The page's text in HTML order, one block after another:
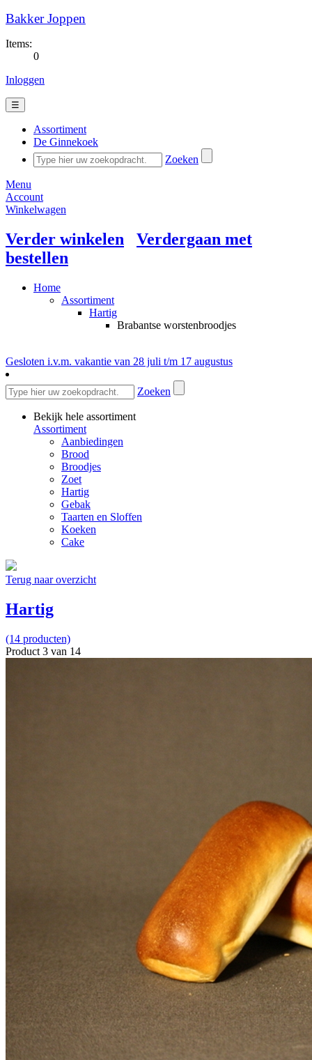
Bakker Joppen
Items:
0
Inloggen
☰
Assortiment
De Ginnekoek
Zoeken
Menu
Account
Winkelwagen
Verder winkelen
Verdergaan met
bestellen
Home
Assortiment
Hartig
Brabantse worstenbroodjes
Gesloten i.v.m. vakantie van 28 juli t/m 17 augustus
Zoeken
Bekijk hele assortiment
Assortiment
Aanbiedingen
Brood
Broodjes
Zoet
Hartig
Gebak
Taarten en Sloffen
Koeken
Cake
Terug naar overzicht
Hartig
(14 producten)
Product 3 van 14